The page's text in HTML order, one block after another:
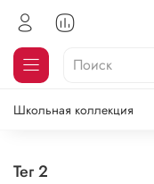
Школьная коллекция
тег 2